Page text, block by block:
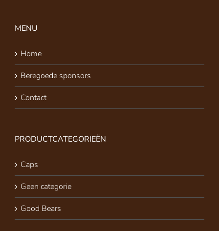
MENU
Home
Beregoede sponsors
Contact
PRODUCTCATEGORIEËN
Caps
Geen categorie
Good Bears